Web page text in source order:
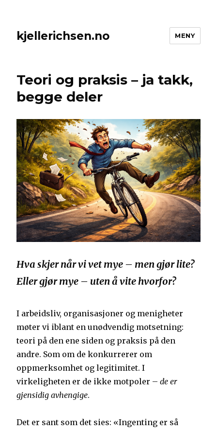
kjellerichsen.no MENY
Teori og praksis – ja takk,
begge deler
Hva skjer når vi vet mye – men gjør lite?
Eller gjør mye – uten å vite hvorfor?
I arbeidsliv, organisasjoner og menigheter
møter vi iblant en unødvendig motsetning:
teori på den ene siden og praksis på den
andre. Som om de konkurrerer om
oppmerksomhet og legitimitet. I
virkeligheten er de ikke motpoler –de er
gjensidig avhengige.
Det er sant som det sies: «Ingenting er så